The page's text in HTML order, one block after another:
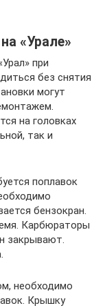
«Урале»
при
без снятия
могут
на головках
так и
поплавок
бензокран.
Карбюраторы
закрывают.
необходимо
Крышку